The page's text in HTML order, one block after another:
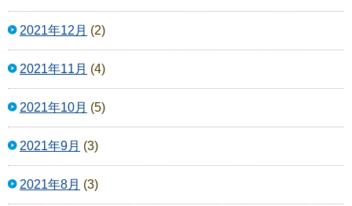
2021年12月 (2)
2021年11月 (4)
2021年10月 (5)
2021年9月 (3)
2021年8月 (3)